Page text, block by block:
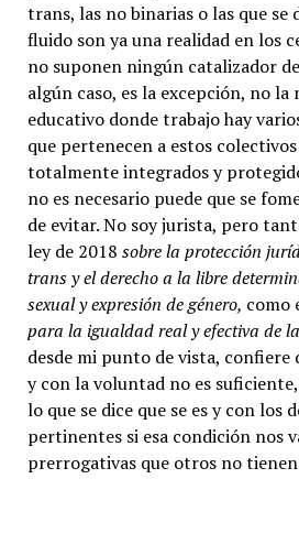
trans, las no binarias o las que se
fluido son ya una realidad en los
no suponen ningún catalizador
algún caso, es la excepción, no
educativo donde trabajo hay
que pertenecen a estos
totalmente integrados y
no es necesario puede que se
de evitar. No soy jurista, pero
ley de 2018 sobre la protección
trans y el derecho a la libre
sexual y expresión de género, como
para la igualdad real y efectiva de
desde mi punto de vista, confiere
y con la voluntad no es
lo que se dice que se es y con los
pertinentes si esa condición nos
prerrogativas que otros no